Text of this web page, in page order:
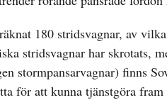
180 stridsvagnar, av
stridsvagnar har skrotats,
stormpansarvagnar) finns
för att kunna tjänstgöra